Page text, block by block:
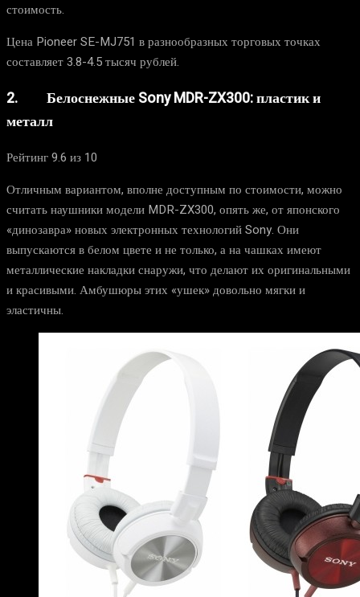
стоимость.
Цена Pioneer SE-MJ751 в разнообразных торговых точках
составляет 3.8-4.5 тысяч рублей.
2. Белоснежные Sony MDR-ZX300: пластик и
металл
Рейтинг 9.6 из 10
Отличным вариантом, вполне доступным по стоимости, можно
считать наушники модели MDR-ZX300, опять же, от японского
«динозавра» новых электронных технологий Sony. Они
выпускаются в белом цвете и не только, а на чашках имеют
металлические накладки снаружи, что делают их оригинальными
и красивыми. Амбушюры этих «ушек» довольно мягки и
эластичны.